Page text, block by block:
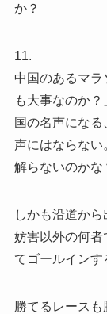
か？
11.
中国のあるマラ
も大事なのか
国の名声にな
声にはならない
解らないのかな
しかも沿道か
妨害以外の何者
てゴールインす
勝てるレース